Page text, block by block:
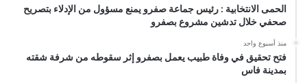
الحمى الانتخابية : رئيس جماعة صفرو يمنع مسؤول من الإدلاء بتصريح
صحفي خلال تدشين مشروع بصفرو
منذ أسبوع واحد
فتح تحقيق في وفاة طبيب يعمل بصفرو إثر سقوطه من شرفة شقته
بمدينة فاس